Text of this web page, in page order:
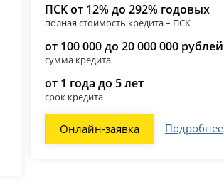
ПСК от 12% до 292% годовых
полная стоимость кредита – ПСК
от 100 000 до 20 000 000 рублей
сумма кредита
от 1 года до 5 лет
срок кредита
Онлайн-заявка Подробнее